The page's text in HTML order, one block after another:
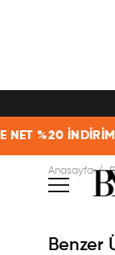
SİZLERLE •
Anasayfa
Benzer